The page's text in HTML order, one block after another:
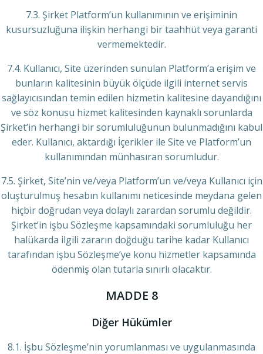
7.3. Şirket Platform’un kullanımının ve erişiminin
kusursuzluğuna ilişkin herhangi bir taahhüt veya garanti
vermemektedir.
7.4. Kullanıcı, Site üzerinden sunulan Platform’a erişim ve
bunların kalitesinin büyük ölçüde ilgili internet servis
sağlayıcısından temin edilen hizmetin kalitesine dayandığını
ve söz konusu hizmet kalitesinden kaynaklı sorunlarda
Şirket’in herhangi bir sorumluluğunun bulunmadığını kabul
eder. Kullanıcı, aktardığı İçerikler ile Site ve Platform’un
kullanımından münhasıran sorumludur.
7.5. Şirket, Site’nin ve/veya Platform’un ve/veya Kullanıcı için
oluşturulmuş hesabın kullanımı neticesinde meydana gelen
hiçbir doğrudan veya dolaylı zarardan sorumlu değildir.
Şirket’in işbu Sözleşme kapsamındaki sorumluluğu her
halükarda ilgili zararın doğduğu tarihe kadar Kullanıcı
tarafından işbu Sözleşme’ye konu hizmetler kapsamında
ödenmiş olan tutarla sınırlı olacaktır.
MADDE 8
Diğer Hükümler
8.1. İşbu Sözleşme’nin yorumlanması ve uygulanmasında